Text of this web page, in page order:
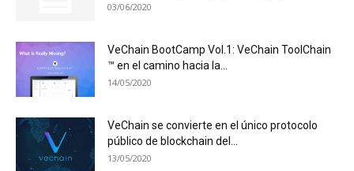
03/06/2020
VeChain BootCamp Vol.1: VeChain ToolChain
™ en el camino hacia la...
14/05/2020
VeChain se convierte en el único protocolo
público de blockchain del...
13/05/2020